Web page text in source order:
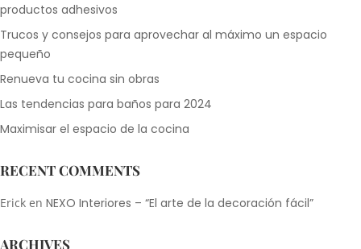
productos adhesivos
Trucos y consejos para aprovechar al máximo un espacio
pequeño
Renueva tu cocina sin obras
Las tendencias para baños para 2024
Maximisar el espacio de la cocina
RECENT COMMENTS
Erick en NEXO Interiores – “El arte de la decoración fácil”
ARCHIVES